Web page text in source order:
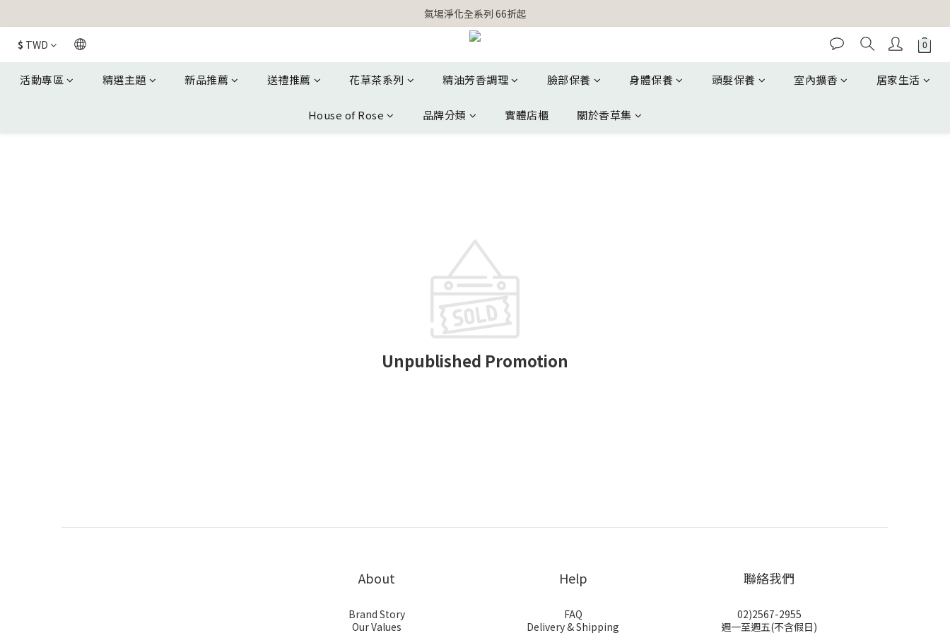
【官網獨家】首次消費 不限金額 即送 香遇熊超人行李吊牌
氣場淨化全系列 66折起
【官網獨家】首次消費 不限金額 即送 香遇熊超人行李吊牌
$ TWD
活動專區 精選主題 新品推薦 送禮推薦 花草茶系列 精油芳香調理 臉部保養 身體保養 頭髮保養 室內擴香 居家生活
House of Rose 品牌分類 實體店櫃 關於香草集
Unpublished Promotion
About
Brand Story
Our Values
Help
FAQ
Delivery & Shipping
聯絡我們
02)2567-2955
週一至週五(不含假日)